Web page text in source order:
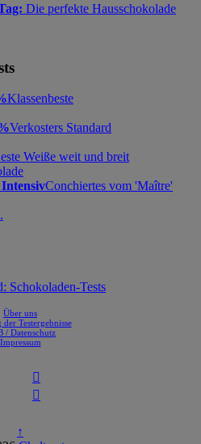
Die perfekte Hausschokolade
Klassenbeste
Verkosters Standard
Weiße weit und breit
Conchiertes vom 'Maître'
Schokoladen-Tests
Über uns
Testergebnisse
/ Datenschutz
Impressum


↑